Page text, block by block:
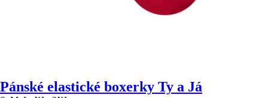
Pánské elastické boxerky Ty a Já